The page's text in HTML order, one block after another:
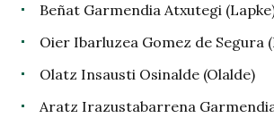
Beñat Garmendia Atxutegi
Oier Ibarluzea Gomez de Segura
Olatz Insausti Osinalde (Olalde)
Aratz Irazustabarrena